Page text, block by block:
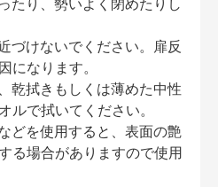
たり、勢いよく閉めたりし
づけないでください。扉反
になります。
乾拭きもしくは薄めた中性
ルで拭いてください。
どを使用すると、表面の艶
る場合がありますので使用